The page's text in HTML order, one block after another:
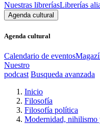
Nuestras libreríasLibrerías
Agenda cultural
Agenda cultural
Calendario de eventos
Nuestro
podcast Busqueda avanzada
Inicio
Filosofía
Filosofía política
Modernidad, nihilismo